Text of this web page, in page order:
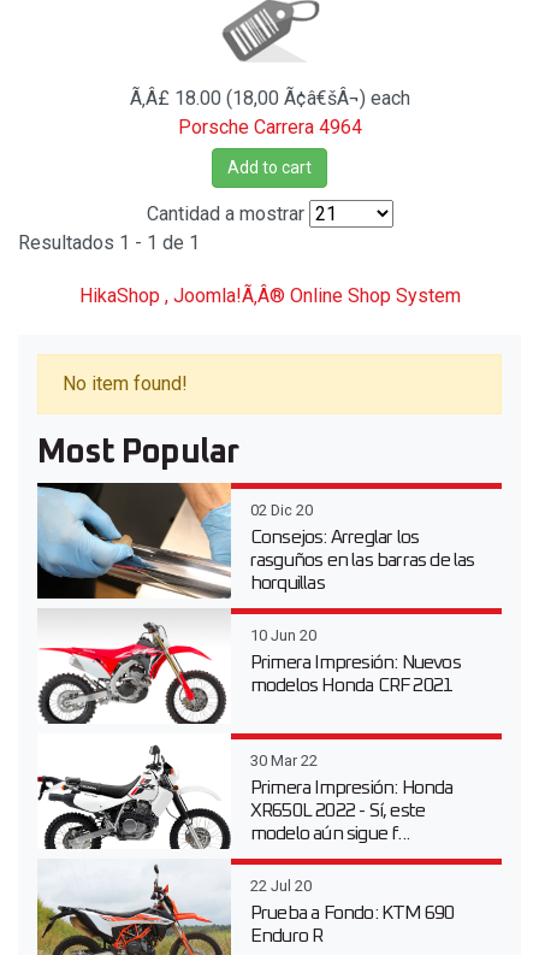
Ã‚Â£ 18.00 (18,00 Ã¢â€šÂ¬) each
Porsche Carrera 4964
Add to cart
Cantidad a mostrar
Resultados 1 - 1 de 1
HikaShop , Joomla!Ã‚Â® Online Shop System
No item found!
Most Popular
02 Dic 20
Consejos: Arreglar los
rasguños en las barras de las
horquillas
10 Jun 20
Primera Impresión: Nuevos
modelos Honda CRF 2021
30 Mar 22
Primera Impresión: Honda
XR650L 2022 - Sí, este
modelo aún sigue f...
22 Jul 20
Prueba a Fondo: KTM 690
Enduro R